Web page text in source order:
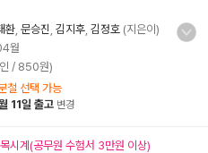
환 문승진 김지후 김정호 (지은이)
월
/ 850원)
철 선택 가능
11일 출고 변경
시계(공무원 수험서 3만원 이상)